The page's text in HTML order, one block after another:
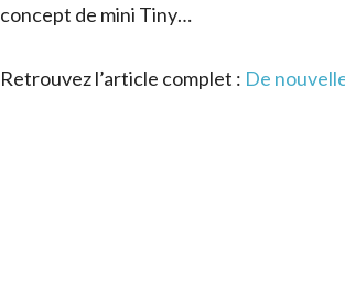
concept de mini Tiny…
Retrouvez l’article complet : De